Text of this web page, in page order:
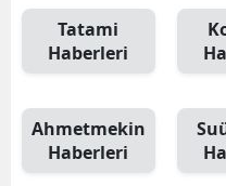
Tatami
Haberleri
Ahmetmekin
Haberleri